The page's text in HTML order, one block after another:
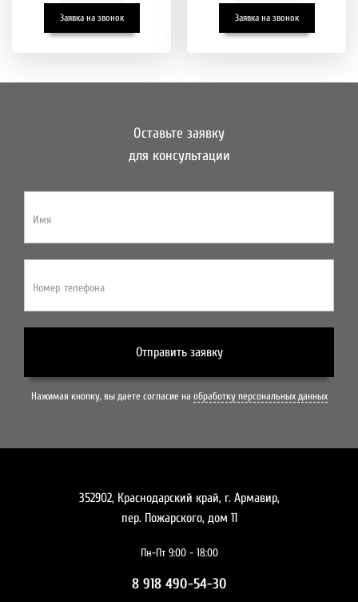
Заявка на звонок Заявка на звонок
Оставьте заявку
для консультации
Имя
Номер телефона
Отправить заявку
Нажимая кнопку, вы даете согласие на обработку персональных данных
352902, Краснодарский край, г. Армавир,
пер. Пожарского, дом 11
Пн-Пт 9:00 - 18:00
8 918 490-54-30